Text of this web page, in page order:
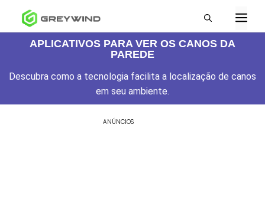
APLICATIVOS PARA VER OS CANOS DA
PAREDE
Descubra como a tecnologia facilita a localização de canos
em seu ambiente.
ANÚNCIOS